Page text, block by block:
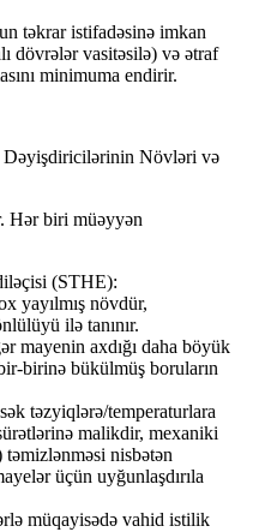
təkrar istifadəsinə imkan
dövrələr vasitəsilə) və ətraf
minimuma endirir.
Növləri və
Hər biri müəyyən
(STHE):
yayılmış növdür,
ilə tanınır.
mayenin axdığı daha böyük
birinə bükülmüş boruların
təzyiqlərə/temperaturlara
malikdir, mexaniki
nisbətən
üçün uyğunlaşdırıla
müqayisədə vahid istilik